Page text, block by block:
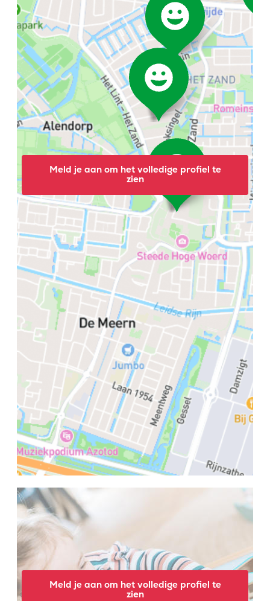
Meld je aan om het volledige profiel te
zien
Meld je aan om het volledige profiel te
zien